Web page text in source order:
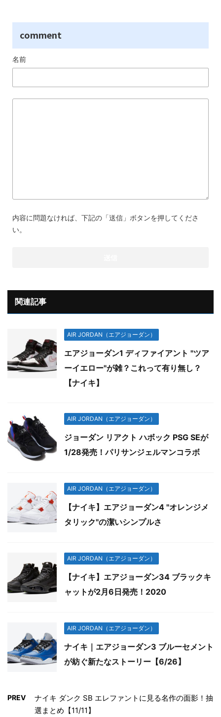
comment
名前
内容に問題なければ、下記の「送信」ボタンを押してくださ
い。
関連記事
AIR JORDAN（エアジョーダン）
エアジョーダン1 ディファイアント "ツア
ーイエロー"が雑？これって有り無し？
【ナイキ】
AIR JORDAN（エアジョーダン）
ジョーダン リアクト ハボック PSG SEが
1/28発売！パリサンジェルマンコラボ
AIR JORDAN（エアジョーダン）
【ナイキ】エアジョーダン4 "オレンジメ
タリック"の潔いシンプルさ
AIR JORDAN（エアジョーダン）
【ナイキ】エアジョーダン34 ブラックキ
ャットが2月6日発売！2020
AIR JORDAN（エアジョーダン）
ナイキ｜エアジョーダン3 ブルーセメント
が紡ぐ新たなストーリー【6/26】
PREV
ナイキ ダンク SB エレファントに見る名作の面影！抽
選まとめ【11/11】